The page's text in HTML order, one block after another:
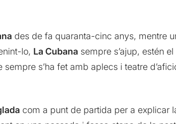
des de fa quaranta-cinc anys, mentre
lo, La Cubana sempre s’ajup, estén
s’ha fet amb aplecs i teatre
com a punt de partida per a explicar